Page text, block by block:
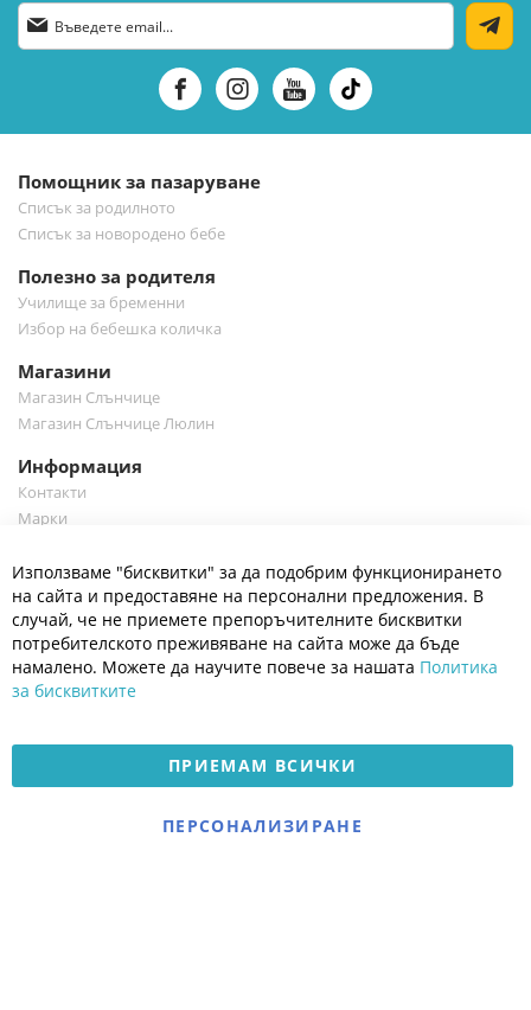
Абонирай
се
бюлетин:
Помощник за пазаруване
Списък за родилното
Списък за новородено бебе
Полезно за родителя
Училище за бременни
Избор на бебешка количка
Магазини
Магазин Слънчице
Магазин Слънчице Люлин
Информация
Контакти
Марки
Полезно
Общи условия
Политика за поверителност
Платформа за OPC
Доставка и плащане
Електронен магазин
разработен и поддържан
Използваме "бисквитки" за да подобрим функционирането
на сайта и предоставяне на персонални предложения. В
случай, че не приемете препоръчителните бисквитки
потребителското преживяване на сайта може да бъде
намалено. Можете да научите повече за нашата Политика
за бисквитките
ПРИЕМАМ ВСИЧКИ
ПЕРСОНАЛИЗИРАНЕ